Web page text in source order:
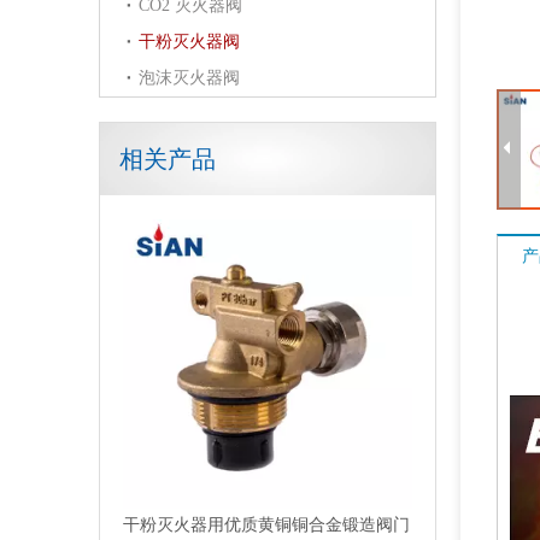
CO2 灭火器阀
干粉灭火器阀
泡沫灭火器阀
相关产品
干粉灭火器用优质黄铜铜合金锻造阀门
CE 认证干粉灭火器阀带安全装置干粉灭火器安全黄铜防火阀